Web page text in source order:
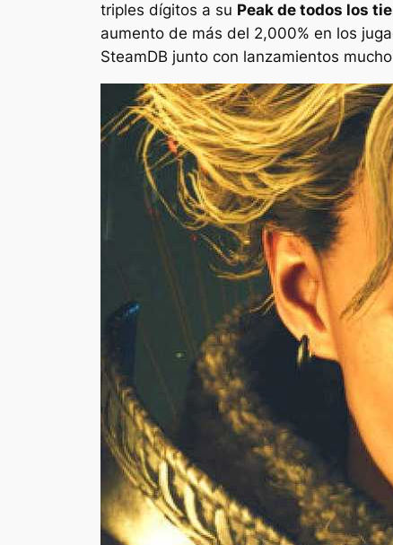
triples dígitos a su Peak de todos los
aumento de más del 2,000% en los
SteamDB junto con lanzamientos